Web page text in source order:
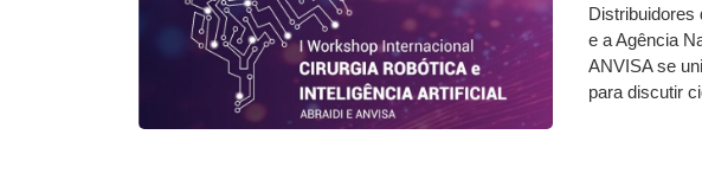
Distribuidores
e a Agência
ANVISA se
para discutir